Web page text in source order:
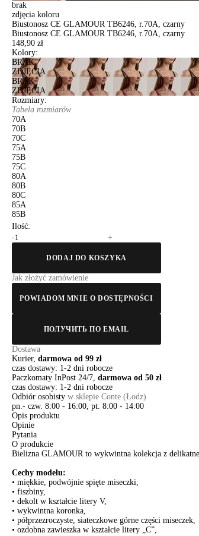
brak
zdjęcia koloru
Biustonosz CE GLAMOUR TB6246, r.70A, czarny
Biustonosz CE GLAMOUR TB6246, r.70A, czarny
148,90 zł
Kolory:
BRAK
ZDJĘCIA
BRAK
ZDJĘCIA
Rozmiary:
Tabela rozmiarów
70A
70B
70C
75A
75B
75C
80A
80B
80C
85A
85B
Ilość:
-
+
DODAJ DO KOSZYKA
Jak złożyć zamówienie
POWIADOM MNIE O DOSTĘPNOŚCI
ПОЛУЧИТЬ ПО EMAIL
Dostawa
Kurier, darmowa od 99 zł
czas dostawy: 1-2 dni robocze
Paczkomaty InPost 24/7, darmowa od 50 zł
czas dostawy: 1-2 dni robocze
Odbiór osobisty w sklepie Conte (Łodz)
pn.- czw. 8:00 - 16:00, pt. 8:00 - 14:00
Opis produktu
Opinie
Pytania
O produkcie
Bielizna GLAMOUR to wykwintna kolekcja z
Cechy modelu:
• miękkie, podwójnie spięte miseczki,
• fiszbiny,
• dekolt w kształcie litery V,
• wykwintna koronka,
• półprzezroczyste, siateczkowe górne części miseczek,
• ozdobna zawieszka w kształcie litery „C”,